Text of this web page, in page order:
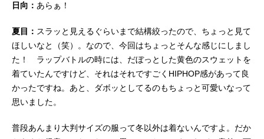
日向： あらぁ！
夏目： スラッと見えるぐらいまで結構絞ったので、ちょっと見て
ほしいなと（笑）。なので、今回はちょっとそんな感じにしまし
た！ ラップバトルの時には、だぼっとした黄色のスウェットを
着ていたんですけど、それはそれですごくHIPHOP感があって良
かったですね。あと、ダボッとしてるのもちょっと可愛いなって
思いました。
普段あんまり大判サイズの服って冬以外は着ないんですよ。だか